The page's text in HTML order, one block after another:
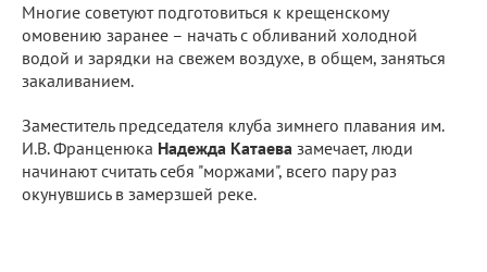
Многие советуют подготовиться к крещенскому
омовению заранее – начать с обливаний холодной
водой и зарядки на свежем воздухе, в общем, заняться
закаливанием.
Заместитель председателя клуба зимнего плавания им.
И.В. Франценюка Надежда Катаева замечает, люди
начинают считать себя "моржами", всего пару раз
окунувшись в замерзшей реке.